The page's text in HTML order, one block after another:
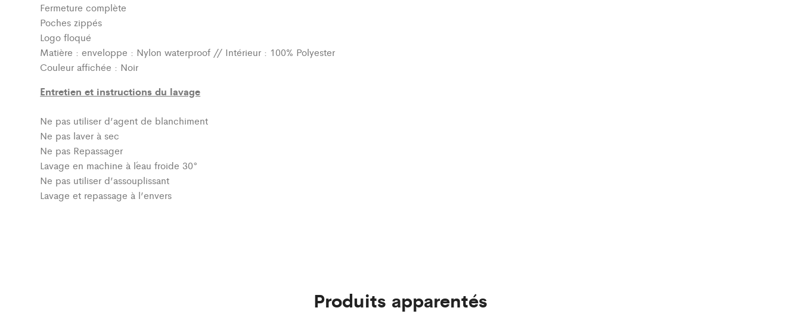
Fermeture complète
Poches zippés
Logo floqué
Matière : enveloppe : Nylon waterproof // Intérieur : 100% Polyester
Couleur affichée : Noir
Entretien et instructions du lavage
Ne pas utiliser d’agent de blanchiment
Ne pas laver à sec
Ne pas Repassager
Lavage en machine à l´eau froide 30°
Ne pas utiliser d’assouplissant
Lavage et repassage à l’envers
Produits apparentés